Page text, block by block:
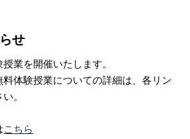
せ
業を開催いたします。
体験授業についての詳細は、各リン
。
こちら